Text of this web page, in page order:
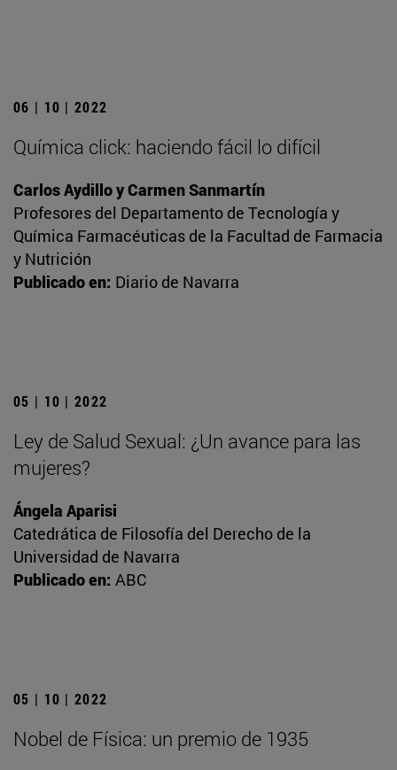
06 | 10 | 2022
Química click: haciendo fácil lo difícil
Carlos Aydillo y Carmen Sanmartín
Profesores del Departamento de Tecnología y
Química Farmacéuticas de la Facultad de Farmacia
y Nutrición
Publicado en: Diario de Navarra
05 | 10 | 2022
Ley de Salud Sexual: ¿Un avance para las
mujeres?
Ángela Aparisi
Catedrática de Filosofía del Derecho de la
Universidad de Navarra
Publicado en: ABC
05 | 10 | 2022
Nobel de Física: un premio de 1935